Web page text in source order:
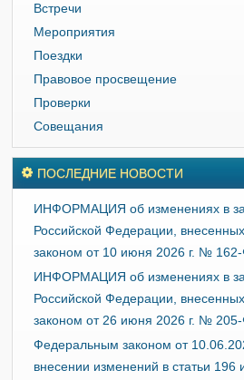
Встречи
Мероприятия
Поездки
Правовое просвещение
Проверки
Совещания
ПОСЛЕДНИЕ НОВОСТИ
ИНФОРМАЦИЯ об изменениях в
Российской Федерации,
законом от 10 июня 2026 г. №
ИНФОРМАЦИЯ об изменениях в
Российской Федерации,
законом от 26 июня 2026 г. №
Федеральным законом от
внесении изменений в статьи 196